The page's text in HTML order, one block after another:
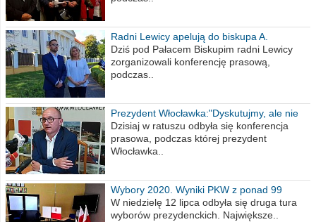
Radni Lewicy apelują do biskupa A.
Wiesława Meringa
Dziś pod Pałacem Biskupim radni Lewicy
zorganizowali konferencję prasową,
podczas..
Prezydent Włocławka:"Dyskutujmy, ale nie
obrażajmy się”
Dzisiaj w ratuszu odbyła się konferencja
prasowa, podczas której prezydent
Włocławka..
Wybory 2020. Wyniki PKW z ponad 99
procent obwodów
W niedzielę 12 lipca odbyła się druga tura
wyborów prezydenckich. Największe..